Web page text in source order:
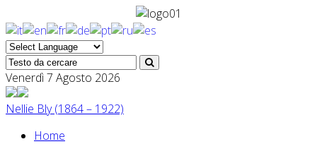
Venerdì 7 Agosto 2026
Nellie Bly (1864 – 1922)
Home